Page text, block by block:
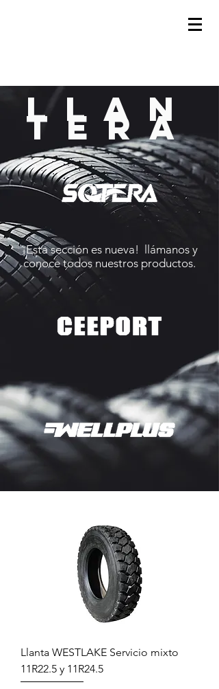
LLAN
TERA
¡Esta sección es nueva! llámanos y
conoce todos nuestros productos.
Llanta WESTLAKE Servicio mixto
11R22.5 y 11R24.5